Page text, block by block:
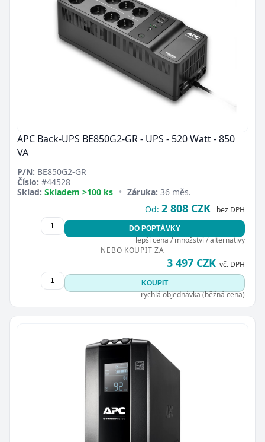
APC Back-UPS BE850G2-GR - UPS - 520 Watt - 850
VA
P/N: BE850G2-GR
Číslo: #44528
Sklad: Skladem >100 ks • Záruka: 36 měs.
Od: 2 808 CZK bez DPH
DO POPTÁVKY
lepší cena / množství / alternativy
NEBO KOUPIT ZA
3 497 CZK vč. DPH
KOUPIT
rychlá objednávka (běžná cena)